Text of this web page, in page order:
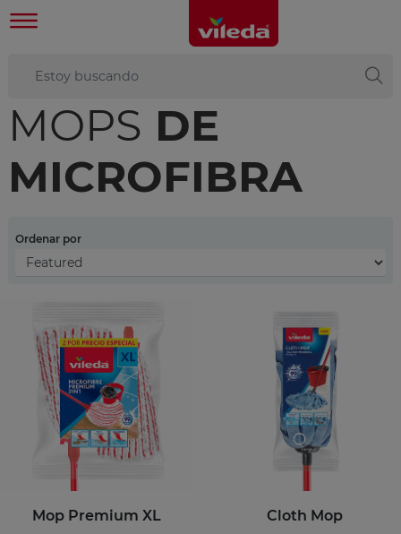
MOPS DE
MICROFIBRA
Ordenar por
Mop Premium XL Cloth Mop